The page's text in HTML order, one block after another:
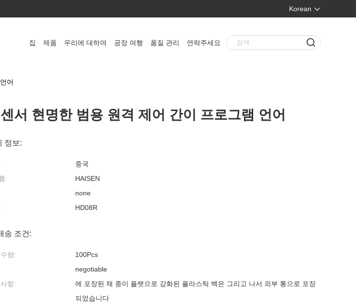
Korean
집 제품 우리에 대하여 공장 여행 품질 관리 연락주세요
어
서 현명한 범용 원격 제어 간이 프로그램 언어
정보:
중국
:
HAISEN
none
HD08R
송 조건:
량:
100Pcs
negotiable
항:
에 포장된 채 종이 플랫으로 강화된 플라스틱 백은 그리고 나서 외부 통으로 포장
되었습니다